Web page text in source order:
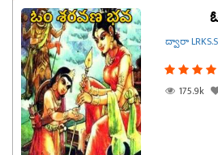
ద్వారా
175.9k